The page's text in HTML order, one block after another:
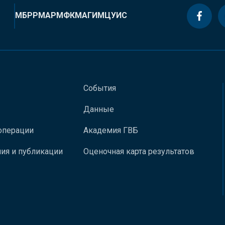
МБРРМАРМФКМАГИМЦУИС
и публикации
События
Данные
Академия ГВБ
Оценочная карта результатов